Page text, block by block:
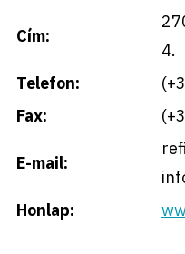
Cím:
4.
Telefon:
Fax:
E-mail:
Honlap: